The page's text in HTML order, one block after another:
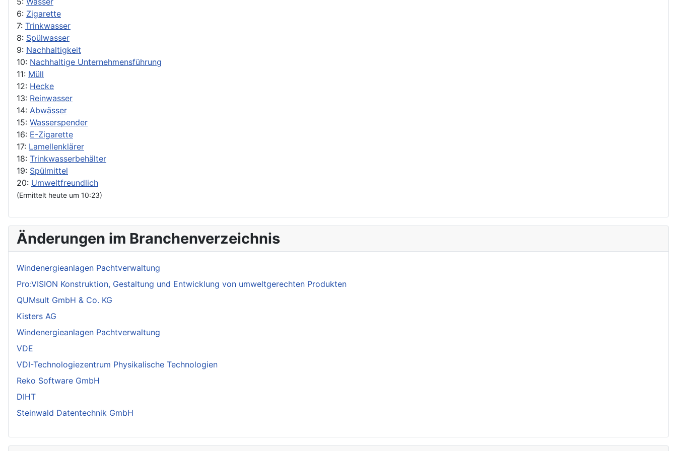
6: Zigarette
7: Trinkwasser
8: Spülwasser
9: Nachhaltigkeit
10: Nachhaltige Unternehmensführung
11: Müll
12: Hecke
13: Reinwasser
14: Abwässer
15: Wasserspender
16: E-Zigarette
17: Lamellenklärer
18: Trinkwasserbehälter
19: Spülmittel
20: Umweltfreundlich
(Ermittelt heute um 10:23)
Änderungen im Branchenverzeichnis
Windenergieanlagen Pachtverwaltung
Pro:VISION Konstruktion, Gestaltung und Entwicklung von umweltgerechten Produkten
QUMsult GmbH & Co. KG
Kisters AG
Windenergieanlagen Pachtverwaltung
VDE
VDI-Technologiezentrum Physikalische Technologien
Reko Software GmbH
DIHT
Steinwald Datentechnik GmbH